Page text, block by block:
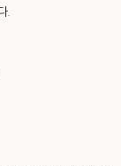
.